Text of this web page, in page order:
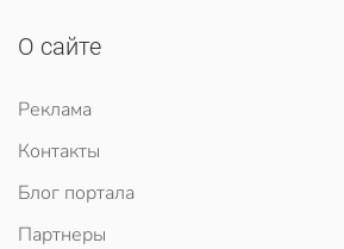
О сайте
Реклама
Контакты
Блог портала
Партнеры